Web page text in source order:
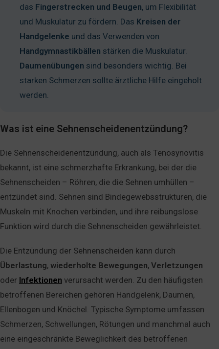
das Fingerstrecken und Beugen, um Flexibilität
und Muskulatur zu fördern. Das Kreisen der
Handgelenke und das Verwenden von
Handgymnastikbällen stärken die Muskulatur.
Daumenübungen sind besonders wichtig. Bei
starken Schmerzen sollte ärztliche Hilfe eingeholt
werden.
Was ist eine Sehnenscheidenentzündung?
Die Sehnenscheidenentzündung, auch als Tenosynovitis
bekannt, ist eine schmerzhafte Erkrankung, bei der die
Sehnenscheiden – Röhren, die die Sehnen umhüllen –
entzündet sind. Sehnen sind Bindegewebsstrukturen, die
Muskeln mit Knochen verbinden, und ihre reibungslose
Funktion wird durch die Sehnenscheiden gewährleistet.
Die Entzündung der Sehnenscheiden kann durch
Überlastung, wiederholte Bewegungen, Verletzungen
oder Infektionen verursacht werden. Zu den häufigsten
betroffenen Bereichen gehören Handgelenk, Daumen,
Ellenbogen und Knöchel. Typische Symptome umfassen
Schmerzen, Schwellungen, Rötungen und manchmal auch
eine eingeschränkte Beweglichkeit des betroffenen